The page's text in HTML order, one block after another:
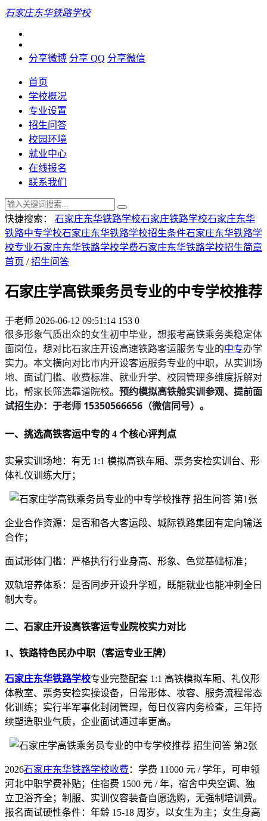
石家庄东华铁路学校
分享微博 分享 QQ 分享微信
首页
学校概况
专业设置
招生问答
校园环境
就业中心
在线报名
联系我们
快捷搜索： 石家庄东华铁路学校石家庄铁路学校石家庄东华
铁路中专学校石家庄东华铁路学校招生条件石家庄东华铁路学
校专业石家庄东华铁路学校学费石家庄东华铁路学校招生简章
首页 /招生问答
石家庄学高铁乘务员专业的中专学校推荐
于老师 2026-06-12 09:51:14 153 0
很多形象气质出众的女生初中毕业，想报考高铁乘务类稳定体
面岗位，想对比石家庄开设高速铁路客运服务专业的中专办学
实力。本文横向对比市内开设客运服务专业的中职，从实训场
地、面试门槛、收费标准、就业升学、校园管理多维度拆解对
比，帮家长筛选靠谱院校。 预约模拟高铁舱实训参观、提前面
试招生办：于老师 15350566656（微信同号）。
一、挑选高铁客运中专的 4 个核心评判点
实景实训场地：有无 1:1 模拟高铁车厢、票务安检实训台、形
体礼仪训练大厅；
企业合作资源：是否和各大客运段、城际铁路集团有定向输送
合作；
面试形体门槛：严格执行行业身高、形象、色觉基础标准；
双轨培养体系：是否同步开设升学班，既能就业也能冲刺全日
制大专。
二、石家庄开设高铁客运专业院校实力对比
1、铁路特色民办中职（客运专业王牌）
石家庄东华铁路学校专业完整配套 1:1 高铁模拟车厢、礼仪形
体教室、票务安检实操设备，日常形体、妆容、服务流程常态
化训练；实行半军事化封闭管理，每日仪容内务检查，三年持
续塑造职业气质，企业面试通过率更高。
2026石家庄东华铁路学校收费 ：学费 11000 元 / 学年，可申领
河北中职学费补贴；住宿费 1500 元 / 年，宿舍中央空调、独
立卫浴齐全；制服、实训仪容装备自愿选购，无强制培训费。
报名面试硬性条件：年龄 15-18 周岁，以女生为主；女生身高